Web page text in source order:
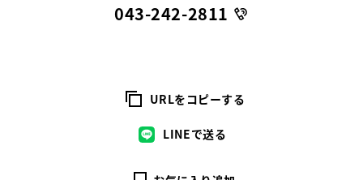
043-242-2811
URLをコピーする
LINEで送る